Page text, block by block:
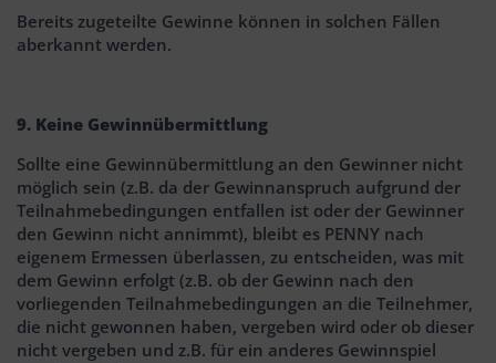
Bereits zugeteilte Gewinne können in solchen Fällen
aberkannt werden.
9. Keine Gewinnübermittlung
Sollte eine Gewinnübermittlung an den Gewinner nicht
möglich sein (z.B. da der Gewinnanspruch aufgrund der
Teilnahmebedingungen entfallen ist oder der Gewinner
den Gewinn nicht annimmt), bleibt es PENNY nach
eigenem Ermessen überlassen, zu entscheiden, was mit
dem Gewinn erfolgt (z.B. ob der Gewinn nach den
vorliegenden Teilnahmebedingungen an die Teilnehmer,
die nicht gewonnen haben, vergeben wird oder ob dieser
nicht vergeben und z.B. für ein anderes Gewinnspiel